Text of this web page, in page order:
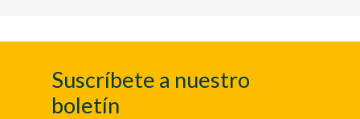
Suscríbete a nuestro
boletín